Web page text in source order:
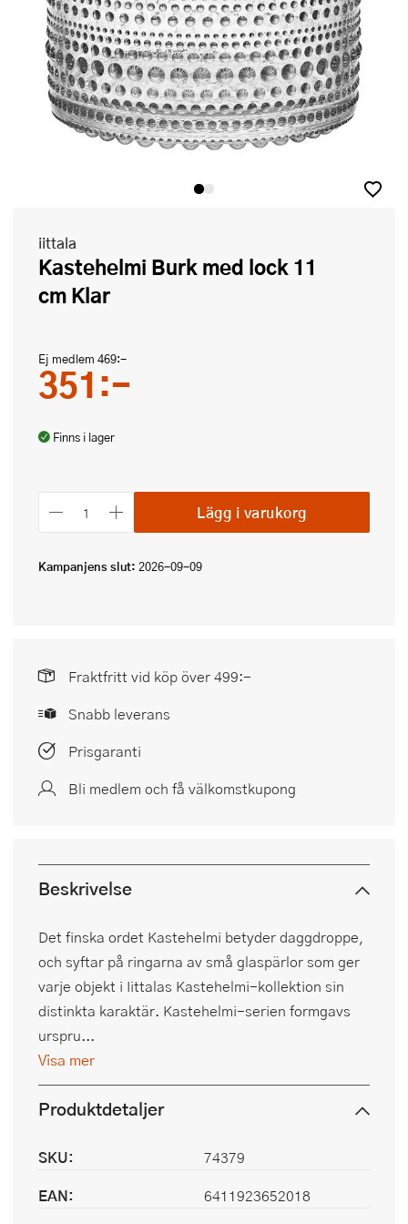
iittala
Kastehelmi Burk med lock 11
cm Klar
Ej medlem 469:-
351:-
Finns i lager
Lägg i varukorg
Kampanjens slut: 2026-09-09
Fraktfritt vid köp över 499:-
Snabb leverans
Prisgaranti
Bli medlem och få välkomstkupong
Beskrivelse
Det finska ordet Kastehelmi betyder daggdroppe,
och syftar på ringarna av små glaspärlor som ger
varje objekt i Iittalas Kastehelmi-kollektion sin
distinkta karaktär. Kastehelmi-serien formgavs
urspru...
Visa mer
Produktdetaljer
SKU:
74379
EAN:
6411923652018